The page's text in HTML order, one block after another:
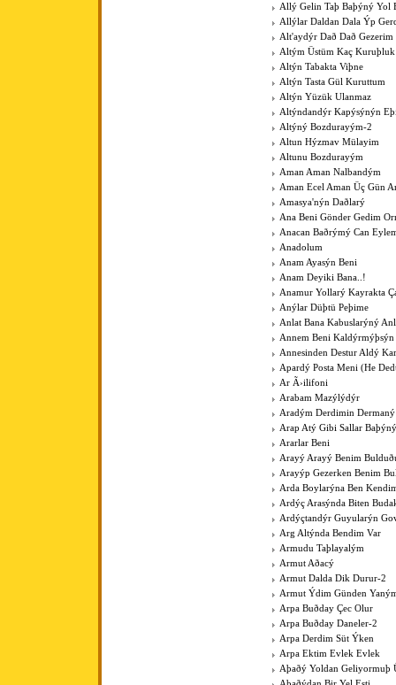
Allý Gelin Taþ Baþýný Yol
Allýlar Daldan Dala Ýp
Alt'aydýr Dað Dað Gezerim
Altým Üstüm Kaç Kuruþluk
Altýn Tabakta Viþne
Altýn Tasta Gül Kuruttum
Altýn Yüzük Ulanmaz
Altýndandýr Kapýsýnýn
Altýný Bozdurayým-2
Altun Hýzmav Mülayim
Altunu Bozdurayým
Aman Aman Nalbandým
Aman Ecel Aman Üç Gün
Amasya'nýn Daðlarý
Ana Beni Gönder Gedim
Anacan Baðrýmý Can
Anadolum
Anam Ayasýn Beni
Anam Deyiki Bana..!
Anamur Yollarý Kayrakta
Anýlar Düþtü Peþime
Anlat Bana Kabuslarýný
Annem Beni
Annesinden Destur Aldý
Apardý Posta Meni (He
Ar Ã›ilifoni
Arabam Mazýlýdýr
Aradým Derdimin
Arap Atý Gibi Sallar Baþýný
Ararlar Beni
Arayý Arayý Benim
Arayýp Gezerken Benim
Arda Boylarýna Ben
Ardýç Arasýnda Biten
Ardýçtandýr Guyularýn
Arg Altýnda Bendim Var
Armudu Taþlayalým
Armut Aðacý
Armut Dalda Dik Durur-2
Armut Ýdim Günden
Arpa Buðday Çec Olur
Arpa Buðday Daneler-2
Arpa Derdim Süt Ýken
Arpa Ektim Evlek Evlek
Aþaðý Yoldan Geliyormuþ